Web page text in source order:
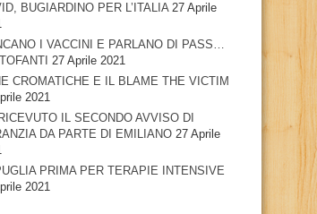
BUGIARDINO PER L’ITALIA 27 Aprile
I VACCINI E PARLANO DI PASS…
27 Aprile 2021
CROMATICHE E IL BLAME THE VICTIM
2021
IL SECONDO AVVISO DI
DA PARTE DI EMILIANO 27 Aprile
PRIMA PER TERAPIE INTENSIVE
2021